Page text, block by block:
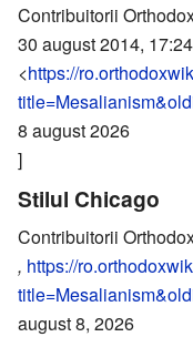
Contribuitorii
30 august 2014,
<https://
8 august 2026
]
Stilul Chicago
Contribuitorii
, https://
august 8, 2026